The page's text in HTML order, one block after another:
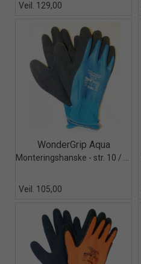
Veil. 129,00
Quick View+
WonderGrip Aqua
Veil. 105,00